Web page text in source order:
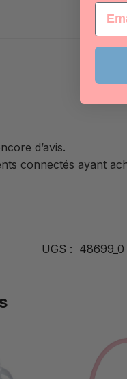
d’avis.
connectés ayant
UGS : 48699_0
Email